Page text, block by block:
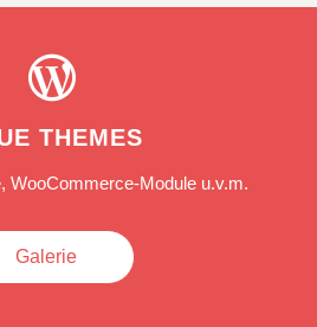

THEMES
WooCommerce-Module u.v.m.
Galerie